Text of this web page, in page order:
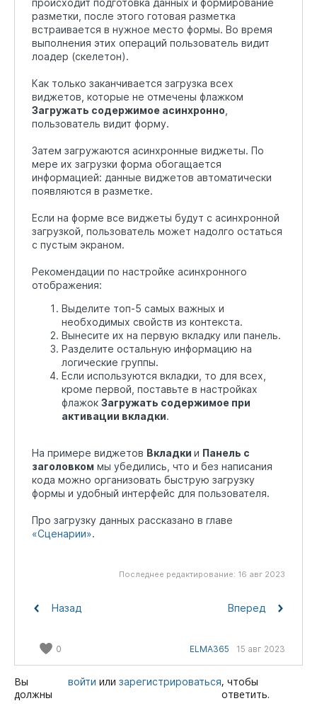
разметки, после этого готовая разметка
встраивается в нужное место формы. Во время
выполнения этих операций пользователь видит
лоадер (скелетон).
Как только заканчивается загрузка всех
виджетов, которые не отмечены флажком
Загружать содержимое асинхронно
пользователь видит форму.
Затем загружаются асинхронные виджеты. По
мере их загрузки форма обогащается
информацией: данные виджетов автоматически
появляются в разметке.
Если на форме все виджеты будут с асинхронной
загрузкой, пользователь может надолго остаться
с пустым экраном.
Рекомендации по настройке асинхронного
отображения:
Выделите топ-5 самых важных и
необходимых свойств из контекста.
Вынесите их на первую вкладку или панель.
Разделите остальную информацию на
логические группы.
Если используются вкладки, то для всех,
кроме первой, поставьте в настройках
флажок Загружать содержимое при
активации вкладки.
На примере виджетов Вкладки и Панель с
заголовком мы убедились, что и без написания
кода можно организовать быструю загрузку
формы и удобный интерфейс для пользователя.
Про загрузку данных рассказано в главе
«Сценарии».
Последнее редактирование: 16 авг 2023
Назад Вперед
0 ELMA365 15 авг 2023
Вы
должны
войти илизарегистрироваться, чтобы
ответить.